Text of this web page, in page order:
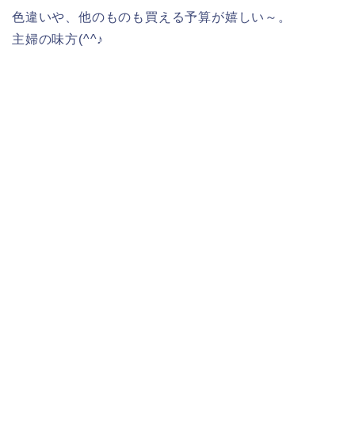
色違いや、他のものも買える予算が嬉しい～。
主婦の味方(^^♪